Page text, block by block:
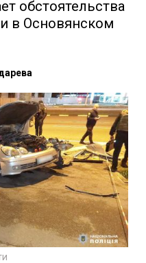
обстоятельства
в Основянском